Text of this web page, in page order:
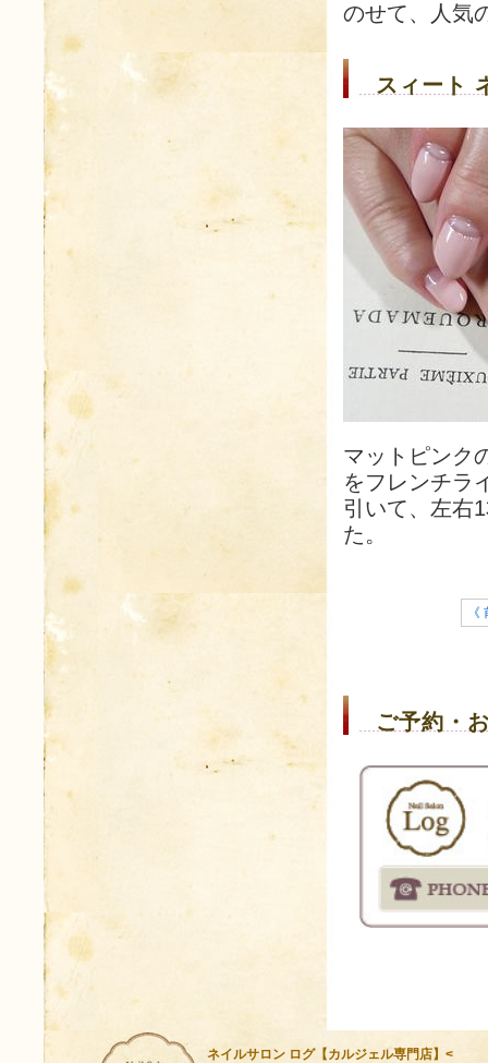
のせて、人気
スィート
マットピンク
をフレンチラ
引いて、左右
た。
《
ご予約・
ネイルサロン ログ【カルジェル専門店】<